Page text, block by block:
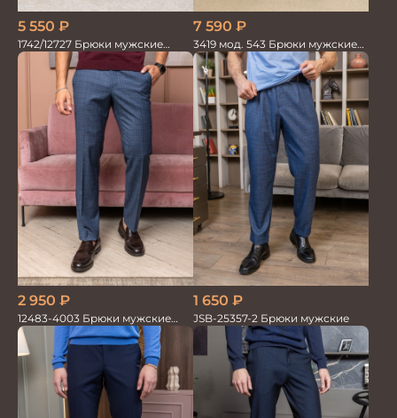
5 550 ₽
1742/12727 Брюки мужские
100%лён т.син
7 590 ₽
3419 мод. 543 Брюки мужские
трикотажные
2 950 ₽
12483-4003 Брюки мужские
серо-голубые
1 650 ₽
JSB-25357-2 Брюки мужские